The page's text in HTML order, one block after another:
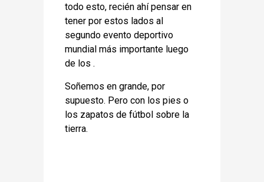
todo esto, recién ahí pensar en
tener por estos lados al
segundo evento deportivo
mundial más importante luego
de los .
Soñemos en grande, por
supuesto. Pero con los pies o
los zapatos de fútbol sobre la
tierra.